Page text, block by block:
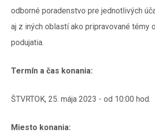
odborné poradenstvo pre jednotlivých
aj z iných oblastí ako pripravované témy
podujatia.
Termín a čas konania:
ŠTVRTOK, 25. mája 2023 -⁠⁠⁠⁠⁠ od 10:00 hod.
Miesto konania: